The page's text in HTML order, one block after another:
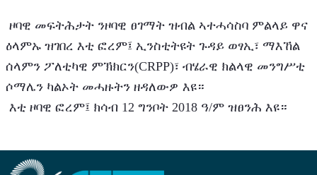
ዕላምኡ ዝገበረ እቲ ፎረም፤ ኢንስቲትዩት ጉዳይ ወፃኢ፣ ማእኸል
ሰላምን ፖለቲካዊ ምኽክርን(CRPP)፣ ብሄራዊ ክልላዊ መንግሥቲ
ሶማሌን ካልኦት መሓዙትን ዘዳለውዎ እዩ።
እቲ ዞባዊ ፎረም፤ ክሳብ 12 ግንቦት 2018 ዓ/ም ዝፀንሕ እዩ።